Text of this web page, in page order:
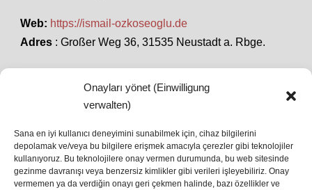
Onayları yönet (Einwilligung
verwalten)
Sana en iyi kullanıcı deneyimini sunabilmek için, cihaz bilgilerini
depolamak ve/veya bu bilgilere erişmek amacıyla çerezler gibi teknolojiler
kullanıyoruz. Bu teknolojilere onay vermen durumunda, bu web sitesinde
gezinme davranışı veya benzersiz kimlikler gibi verileri işleyebiliriz. Onay
vermemen ya da verdiğin onayı geri çekmen halinde, bazı özellikler ve
Web: https://ismail-ozkoseoglu.de
Adres : Großer Weg 36, 31535 Neustadt a. Rbge.
SON HABERLER
İstanbul’da Avrupa Ligi Finali: Freiburg ve Aston
Villa Boğaz’da Tarih Yazmaya Hazırlanıyor
08 May 2026